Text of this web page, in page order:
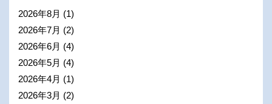
2026年8月 (1)
2026年7月 (2)
2026年6月 (4)
2026年5月 (4)
2026年4月 (1)
2026年3月 (2)